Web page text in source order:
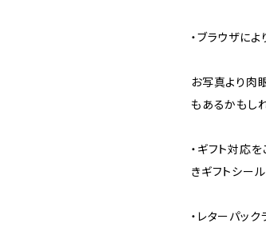
・ブラウザに
お写真より肉
もあるかもし
・ギフト対応
きギフトシー
・レターパッ